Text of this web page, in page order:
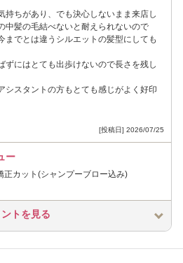
持ちがあり、でも決心しないまま来店し
中髪の毛結べないと耐えられないので
までとは違うシルエットの髪型にしても
にはとても出歩けないので長さを残し
シスタントの方もとても感じがよく好印
[投稿日] 2026/07/25
ー
正カット(シャンプーブロー込み)
トを見る